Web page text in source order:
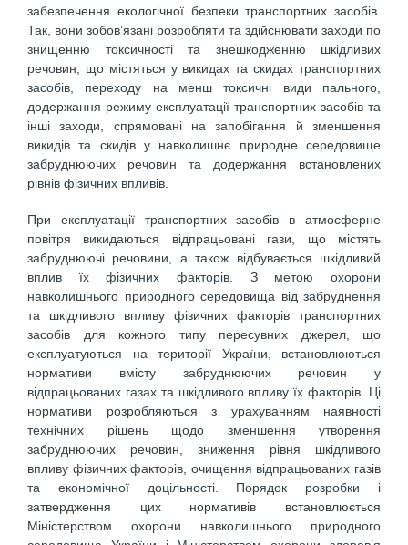
забезпечення екологічної безпеки транспортних засобів.
Так, вони зобов’язані розробляти та здійснювати заходи по
знищенню токсичності та знешкодженню шкідливих
речовин, що містяться у викидах та скидах транспортних
засобів, переходу на менш токсичні види пального,
додержання режиму експлуатації транспортних засобів та
інші заходи, спрямовані на запобігання й зменшення
викидів та скидів у навколишнє природне середовище
забруднюючих речовин та додержання встановлених
рівнів фізичних впливів.
При експлуатації транспортних засобів в атмосферне
повітря викидаються відпрацьовані гази, що містять
забруднюючі речовини, а також відбувається шкідливий
вплив їх фізичних факторів. З метою охорони
навколишнього природного середовища від забруднення
та шкідливого впливу фізичних факторів транспортних
засобів для кожного типу пересувних джерел, що
експлуатуються на території України, встановлюються
нормативи вмісту забруднюючих речовин у
відпрацьованих газах та шкідливого впливу їх факторів. Ці
нормативи розробляються з урахуванням наявності
технічних рішень щодо зменшення утворення
забруднюючих речовин, зниження рівня шкідливого
впливу фізичних факторів, очищення відпрацьованих газів
та економічної доцільності. Порядок розробки і
затвердження цих нормативів встановлюється
Міністерством охорони навколишнього природного